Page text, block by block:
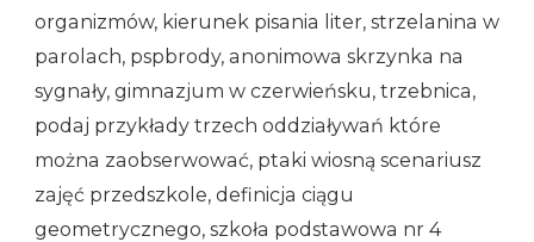
organizmów, kierunek pisania liter, strzelanina w
parolach, pspbrody, anonimowa skrzynka na
sygnały, gimnazjum w czerwieńsku, trzebnica,
podaj przykłady trzech oddziaływań które
można zaobserwować, ptaki wiosną scenariusz
zajęć przedszkole, definicja ciągu
geometrycznego, szkoła podstawowa nr 4